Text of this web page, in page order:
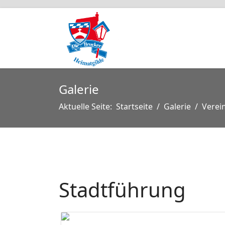
Galerie
Aktuelle Seite: Startseite Galerie
Stadtführung